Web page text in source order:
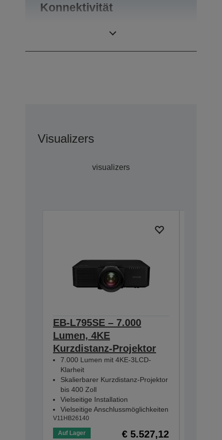
Konnektivität
Visualizers
visualizers
EB-L795SE – 7.000
Lumen, 4KE
Kurzdistanz-Projektor
7.000 Lumen mit 4KE-3LCD-
Klarheit
Skalierbarer Kurzdistanz-Projektor
bis 400 Zoll
Vielseitige Installation
Vielseitige Anschlussmöglichkeiten
V11HB26140
Auf Lager € 5.527,12